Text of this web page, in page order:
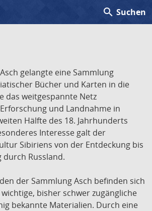
search Suchen
gelangte eine Sammlung
Bücher und Karten in die
das weitgespannte Netz
und Landnahme in
Hälfte des 18. Jahrhunderts
Interesse galt der
Sibiriens von der Entdeckung bis
Russland.
der Sammlung Asch befinden sich
bisher schwer zugängliche
bekannte Materialien. Durch eine